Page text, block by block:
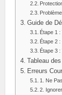
Guide de
Étape 1
Étape 2
Étape 3 :
Tableau
Erreurs
1. Ne
2.